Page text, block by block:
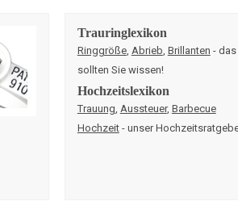
Trauringlexikon
Ringgröße, Abrieb Brillanten - das
sollten Sie wissen!
Hochzeitslexikon
Trauung Aussteuer, Barbecue
Hochzeit- unser